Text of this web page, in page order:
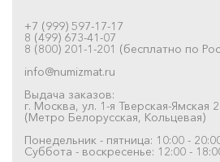
+7 (999) 597-17-17
8 (499) 673-41-07
8 (800) 201-1-201 (бесплатно по
info@numizmat.ru
Выдача заказов:
г. Москва, ул. 1-я Тверская-Ямская
(Метро Белорусская, Кольцевая)
Понедельник - пятница: 10:00 -
Суббота - воскресенье: 12:00 -